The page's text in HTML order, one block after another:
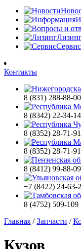
Сервис
Контакты
8 (831) 288-88-00
8 (8342) 22-34-14
8 (8352) 28-71-91
8 (8352) 28-71-91
8 (8412) 99-88-09
+7 (8422) 24-63-
8 (4752) 509-109
Главная /Запчасти /
Кузов